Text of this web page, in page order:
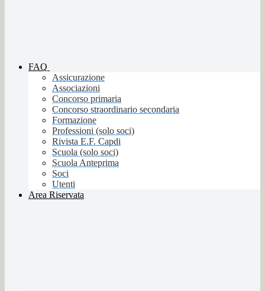
FAQ
Assicurazione
Associazioni
Concorso primaria
Concorso straordinario secondaria
Formazione
Professioni (solo soci)
Rivista E.F. Capdi
Scuola (solo soci)
Scuola Anteprima
Soci
Utenti
Area Riservata